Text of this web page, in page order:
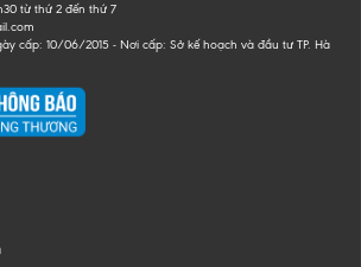
từ thứ 2 đến thứ 7
cấp: 10/06/2015 - Nơi cấp: Sở kế hoạch và đầu tư TP. Hà